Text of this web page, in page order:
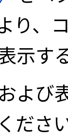
り、
示す
よび
ださ